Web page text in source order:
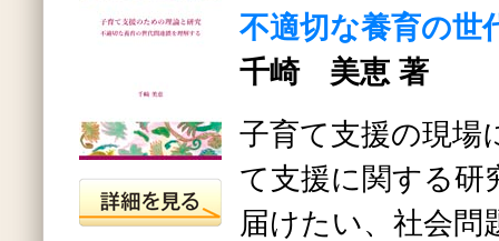
不適切な養育の世
千崎 美恵 著
子育て支援の現場
て支援に関する研
届けたい、社会問